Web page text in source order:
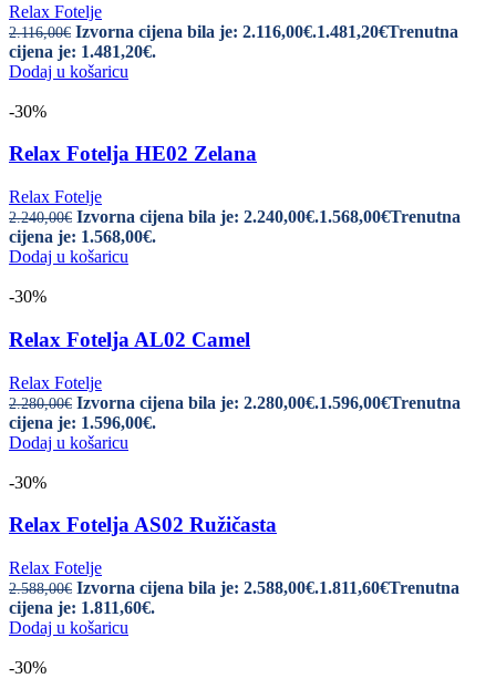
Relax Fotelje
2.116,00€ Izvorna cijena bila je: 2.116,00€.1.481,20€Trenutna
cijena je: 1.481,20€.
Dodaj u košaricu
-30%
Relax Fotelja HE02 Zelana
Relax Fotelje
2.240,00€ Izvorna cijena bila je: 2.240,00€.1.568,00€Trenutna
cijena je: 1.568,00€.
Dodaj u košaricu
-30%
Relax Fotelja AL02 Camel
Relax Fotelje
2.280,00€ Izvorna cijena bila je: 2.280,00€.1.596,00€Trenutna
cijena je: 1.596,00€.
Dodaj u košaricu
-30%
Relax Fotelja AS02 Ružičasta
Relax Fotelje
2.588,00€ Izvorna cijena bila je: 2.588,00€.1.811,60€Trenutna
cijena je: 1.811,60€.
Dodaj u košaricu
-30%